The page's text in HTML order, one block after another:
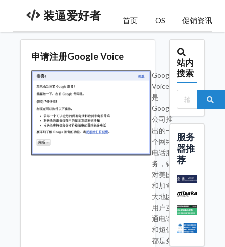
装逼爱好者 首页 OS 促销资讯
申请注册Google Voice
Google
Voice
是
Google
公司推
出的一
个网络
电话服
务，针
对美国
和加拿
大地区
用户互
通电话
和短信
都是免
站内
搜索
服务
器推
荐